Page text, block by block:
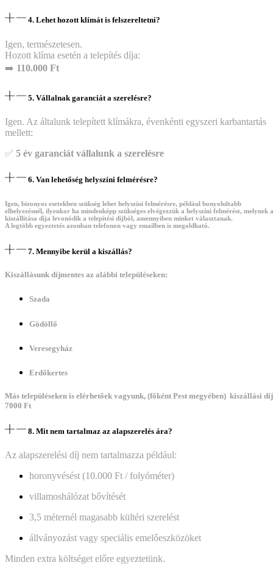
4. Lehet hozott klímát is felszereltetni?
Igen, természetesen.
Hozott klíma esetén a telepítés díja:
➡️ 110.000 Ft
5. Vállalnak garanciát a szerelésre?
Igen. Az általunk telepített klímákra, évenkénti egyszeri karbantartás
mellett:
✅ 5 év garanciát vállalunk a szerelésre
6. Van lehetőség helyszíni felmérésre?
Igen, bizonyos esetekben szükség lehet helyszíni felmérésre, például bonyolultabb
elhelyezésnél, ilyenkor ha mindenképp szükséges elvégezzük a helyszíni felmérést, melynek a
kiszállítása díja levonódik a telepítési díjból, amennyiben minket választanak.
A legtöbb egyeztetés azonban telefonon vagy emailben is megoldható.
7. Mennyibe kerül a kiszállás?
Kiszállásunk díjmentes az alábbi településeken:
Szada
Gödöllő
Veresegyház
Erdőkertes
Más településeken is elérhetőek vagyunk, (főként Pest megyében) kiszállási díj
7000 Ft
8. Mit nem tartalmaz az alapszerelés ára?
Az alapszerelési díj nem tartalmazza például:
horonyvésést (10.000 Ft / folyóméter)
villamoshálózat bővítését
3,5 méternél magasabb kültéri szerelést
állványozást vagy speciális emelőeszközöket
Minden extra költséget előre egyeztetünk.